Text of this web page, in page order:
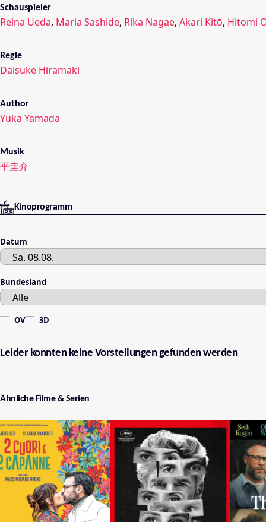
Schauspieler
Reina Ueda, Maria Sashide, Rika Nagae, Akari Kitō, Hitomi
Regie
Daisuke Hiramaki
Author
Yuka Yamada
Musik
平圭介
Kinoprogramm
Datum
Bundesland
OV 3D
Leider konnten keine Vorstellungen gefunden werden
Ähnliche Filme & Serien